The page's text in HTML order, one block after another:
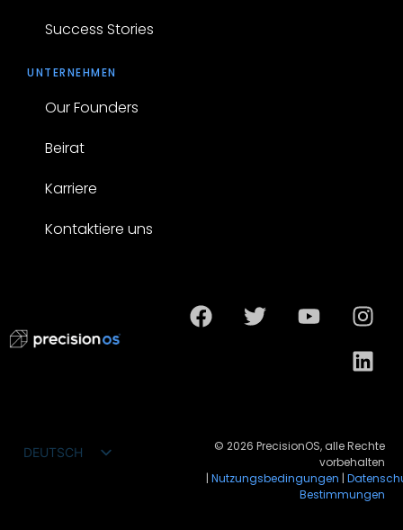
Success Stories
UNTERNEHMEN
Our Founders
Beirat
Karriere
Kontaktiere uns
DEUTSCH
© 2026 PrecisionOS, alle Rechte
vorbehalten
| Nutzungsbedingungen |
Bestimmungen